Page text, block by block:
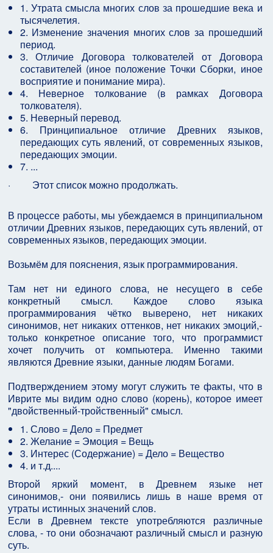
1. Утрата смысла многих слов за прошедшие века и
тысячелетия.
2. Изменение значения многих слов за прошедший
период.
3. Отличие Договора толкователей от Договора
составителей (иное положение Точки Сборки, иное
восприятие и понимание мира).
4. Неверное толкование (в рамках Договора
толкователя).
5. Неверный перевод.
6. Принципиальное отличие Древних языков,
передающих суть явлений, от современных языков,
передающих эмоции.
7. ...
· Этот список можно продолжать.
В процессе работы, мы убеждаемся в принципиальном
отличии Древних языков, передающих суть явлений, от
современных языков, передающих эмоции.
Возьмём для пояснения, язык программирования.
Там нет ни единого слова, не несущего в себе
конкретный смысл. Каждое слово языка
программирования чётко выверено, нет никаких
синонимов, нет никаких оттенков, нет никаких эмоций,-
только конкретное описание того, что программист
хочет получить от компьютера. Именно такими
являются Древние языки, данные людям Богами.
Подтверждением этому могут служить те факты, что в
Иврите мы видим одно слово (корень), которое имеет
"двойственный-тройственный" смысл.
1. Слово = Дело = Предмет
2. Желание = Эмоция = Вещь
3. Интерес (Содержание) = Дело = Вещество
4. и т.д....
Второй яркий момент, в Древнем языке нет
синонимов,- они появились лишь в наше время от
утраты истинных значений слов.
Если в Древнем тексте употребляются различные
слова, - то они обозначают различный смысл и разную
суть.